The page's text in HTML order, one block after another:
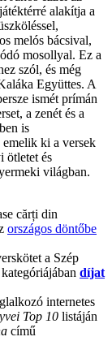
alakítja a
melós bácsival,
mosollyal. Ez a
szól, és még
Együttes. A
ismét prímán
a zenét és a
is
emelik ki a versek
ötletet és
világban.
cărți din
országos döntőbe
a Szép
díjat
internetes
Top 10 listáján
című